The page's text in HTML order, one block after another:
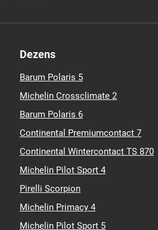
Dezens
Barum Polaris 5
Michelin Crossclimate 2
Barum Polaris 6
Continental Premiumcontact 7
Continental Wintercontact TS 870
Michelin Pilot Sport 4
Pirelli Scorpion
Michelin Primacy 4
Michelin Pilot Sport 5